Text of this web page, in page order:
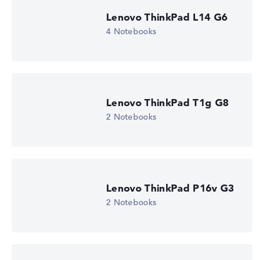
Lenovo ThinkPad L14 G6
4 Notebooks
Lenovo ThinkPad T1g G8
2 Notebooks
Lenovo ThinkPad P16v G3
2 Notebooks